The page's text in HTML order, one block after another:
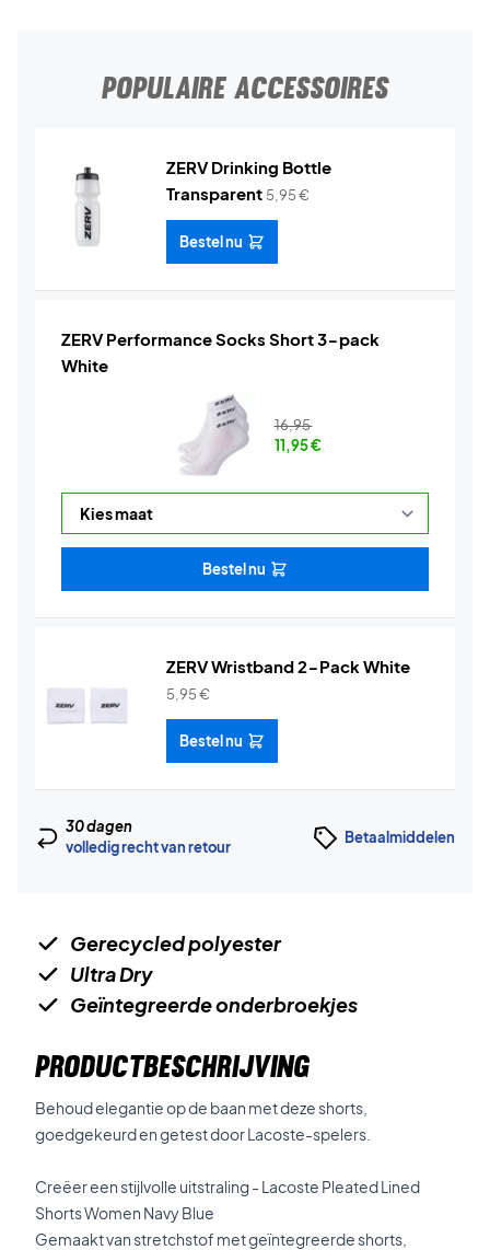
POPULAIRE ACCESSOIRES
ZERV Drinking Bottle
Transparent 5,95€
Bestel nu
ZERV Performance Socks Short 3-pack
White
16,95
11,95€
Bestel nu
ZERV Wristband 2-Pack White
5,95€
Bestel nu
30 dagen
volledig recht van retour
Betaalmiddelen
Gerecycled polyester
Ultra Dry
Geïntegreerde onderbroekjes
PRODUCTBESCHRIJVING
Behoud elegantie op de baan met deze shorts,
goedgekeurd en getest door Lacoste-spelers.
Creëer een stijlvolle uitstraling - Lacoste Pleated Lined
Shorts Women Navy Blue
Gemaakt van stretchstof met geïntegreerde shorts,